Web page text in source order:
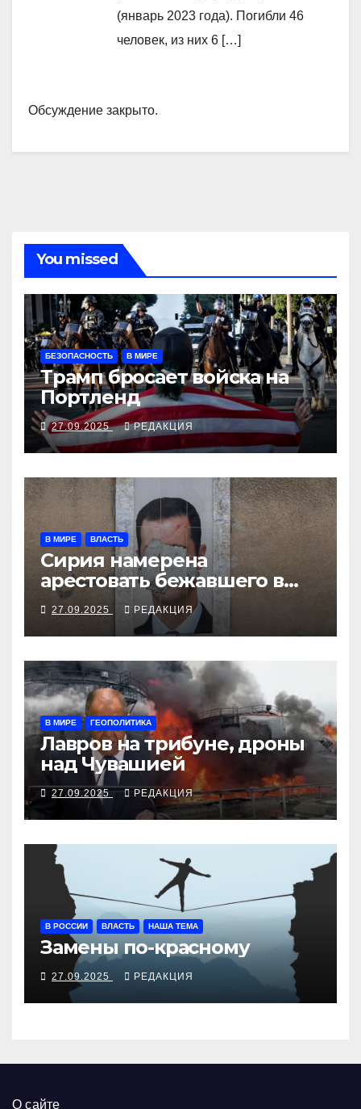
(январь 2023 года). Погибли 46
человек, из них 6 […]
Обсуждение закрыто.
You missed
БЕЗОПАСНОСТЬ В МИРЕ
Трамп бросает войска на
Портленд
27.09.2025 РЕДАКЦИЯ
В МИРЕ ВЛАСТЬ
Сирия намерена
арестовать бежавшего в
Москву экс-диктатора
27.09.2025 РЕДАКЦИЯ
В МИРЕ ГЕОПОЛИТИКА
Лавров на трибуне, дроны
над Чувашией
27.09.2025 РЕДАКЦИЯ
В РОССИИ ВЛАСТЬ НАША ТЕМА
Замены по-красному
27.09.2025 РЕДАКЦИЯ
О сайте